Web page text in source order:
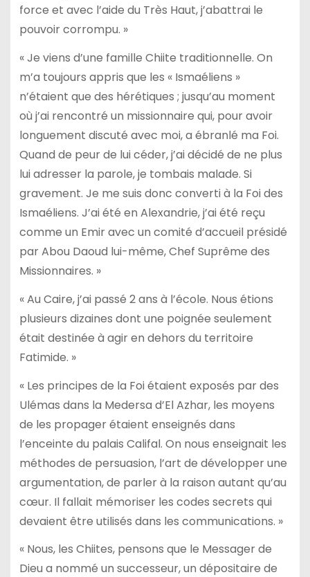
force et avec l’aide du Très Haut, j’abattrai le
pouvoir corrompu. »
« Je viens d’une famille Chiite traditionnelle. On
m’a toujours appris que les « Ismaéliens »
n’étaient que des hérétiques ; jusqu’au moment
où j’ai rencontré un missionnaire qui, pour avoir
longuement discuté avec moi, a ébranlé ma Foi.
Quand de peur de lui céder, j’ai décidé de ne plus
lui adresser la parole, je tombais malade. Si
gravement. Je me suis donc converti à la Foi des
Ismaéliens. J’ai été en Alexandrie, j’ai été reçu
comme un Emir avec un comité d’accueil présidé
par Abou Daoud lui-même, Chef Suprême des
Missionnaires. »
« Au Caire, j’ai passé 2 ans à l’école. Nous étions
plusieurs dizaines dont une poignée seulement
était destinée à agir en dehors du territoire
Fatimide. »
« Les principes de la Foi étaient exposés par des
Ulémas dans la Medersa d’El Azhar, les moyens
de les propager étaient enseignés dans
l’enceinte du palais Califal. On nous enseignait les
méthodes de persuasion, l’art de développer une
argumentation, de parler à la raison autant qu’au
cœur. Il fallait mémoriser les codes secrets qui
devaient être utilisés dans les communications. »
« Nous, les Chiites, pensons que le Messager de
Dieu a nommé un successeur, un dépositaire de